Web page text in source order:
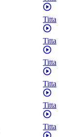
Titta
Titta
Titta
Titta
Titta
Titta